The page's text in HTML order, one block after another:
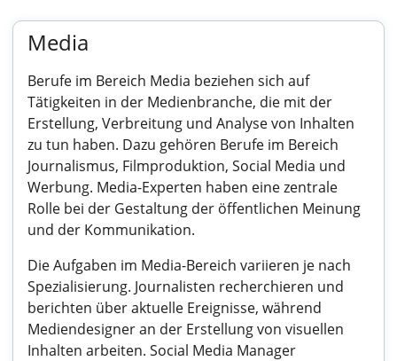
Media
Berufe im Bereich Media beziehen sich auf
Tätigkeiten in der Medienbranche, die mit der
Erstellung, Verbreitung und Analyse von Inhalten
zu tun haben. Dazu gehören Berufe im Bereich
Journalismus, Filmproduktion, Social Media und
Werbung. Media-Experten haben eine zentrale
Rolle bei der Gestaltung der öffentlichen Meinung
und der Kommunikation.
Die Aufgaben im Media-Bereich variieren je nach
Spezialisierung. Journalisten recherchieren und
berichten über aktuelle Ereignisse, während
Mediendesigner an der Erstellung von visuellen
Inhalten arbeiten. Social Media Manager